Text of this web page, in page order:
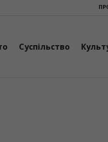
у Калуші об’єдналися
Суспільство